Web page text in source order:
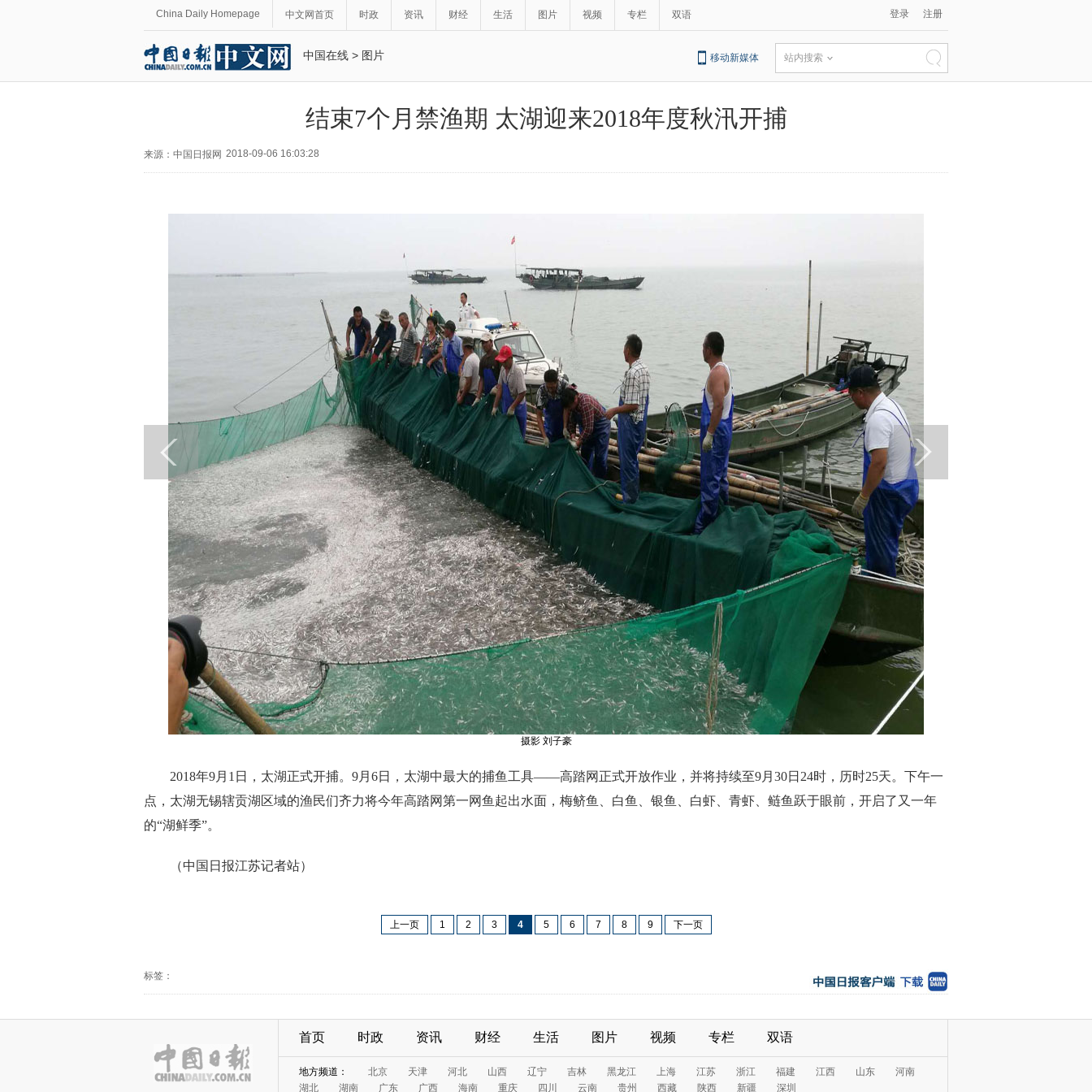
China Daily Homepage 中文网首页 时政 资讯 财经 生活 图片 视频 专栏 双语 登录 注册
中国在线 > 图片 移动新媒体 站内搜索
结束7个月禁渔期 太湖迎来2018年度秋汛开捕
来源：中国日报网 2018-09-06 16:03:28
摄影 刘子豪
2018年9月1日，太湖正式开捕。9月6日，太湖中最大的捕鱼工具——高踏网正式开放作业，并将持续至9月30日24时，历时25天。下午一
点，太湖无锡辖贡湖区域的渔民们齐力将今年高踏网第一网鱼起出水面，梅鲚鱼、白鱼、银鱼、白虾、青虾、鲢鱼跃于眼前，开启了又一年
的“湖鲜季”。
（中国日报江苏记者站）
上一页 1 2 3 4 5 6 7 8 9 下一页
标签：
首页 时政 资讯 财经 生活 图片 视频 专栏 双语
地方频道： 北京 天津 河北 山西 辽宁 吉林 黑龙江 上海 江苏 浙江 福建 江西 山东
河南
湖北
湖南 广东 广西 海南 重庆 四川 云南 贵州 西藏 陕西 新疆 深圳